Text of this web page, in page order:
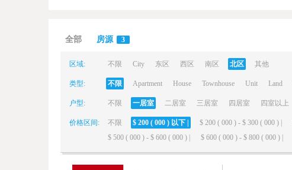
全部 房源 3
区域: 不限 City 东区 西区 南区 北区 其他
类型: 不限 Apartment House Townhouse Unit Land
户型: 不限 一居室 二居室 三居室 四居室 四室以上
价格区间: 不限 $ 200 ( 000 ) 以下 | $ 200 ( 000 ) - $ 300 ( 000 ) |
$ 500 ( 000 ) - $ 600 ( 000 ) |
$ 600 ( 000 ) - $ 800 ( 000 ) |